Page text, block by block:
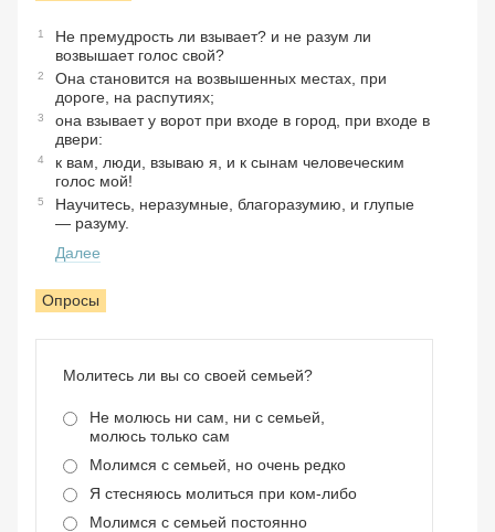
1
Не премудрость ли взывает? и не разум ли
возвышает голос свой?
2
Она становится на возвышенных местах, при
дороге, на распутиях;
3
она взывает у ворот при входе в город, при входе в
двери:
4
к вам, люди, взываю я, и к сынам человеческим
голос мой!
5
Научитесь, неразумные, благоразумию, и глупые
— разуму.
Далее
Опросы
Молитесь ли вы со своей семьей?
Не молюсь ни сам, ни с семьей,
молюсь только сам
Молимся с семьей, но очень редко
Я стесняюсь молиться при ком-либо
Молимся с семьей постоянно